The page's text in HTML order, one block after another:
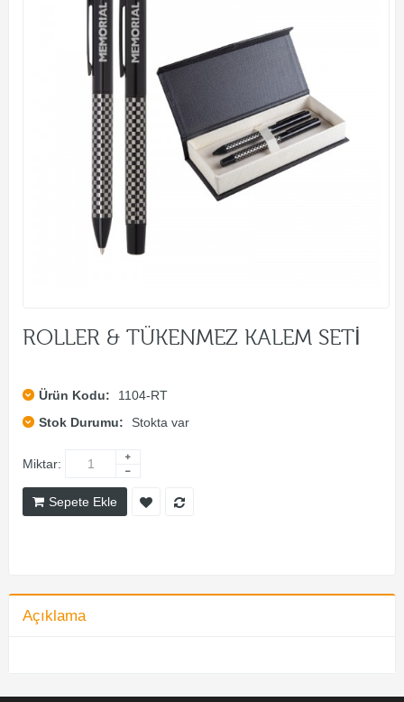
ROLLER & TÜKENMEZ KALEM SETİ
Ürün Kodu:
1104-RT
Stok Durumu:
Stokta var
Miktar:
Sepete Ekle
Açıklama